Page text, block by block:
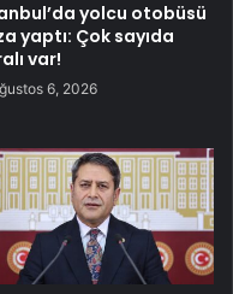
yolcu otobüsü
yaptı: Çok sayıda
var!
6, 2026